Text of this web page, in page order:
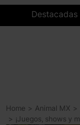
Destacadas
Home > Animal MX >
>